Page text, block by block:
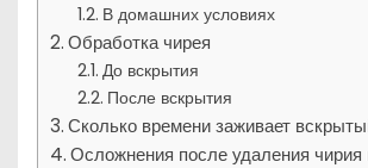
В домашних условиях
Обработка чирея
До вскрытия
После вскрытия
Сколько времени заживает
Осложнения после удаления чирия